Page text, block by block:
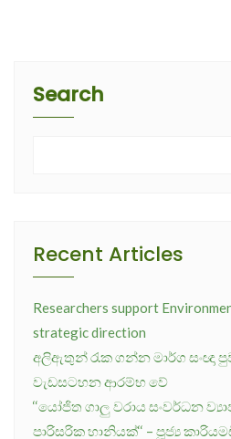
Search
Recent Articles
Researchers support
strategic direction
අලිඇතුන් රැක ගන්න මාර්ග සංඥා
වැඩසටහන ආරම්භ වේ
‘‘යෝජිත ගාලු වරාය සංවර්ධන
පාරිසරික හානියක්‘‘ – පූජ්‍ය